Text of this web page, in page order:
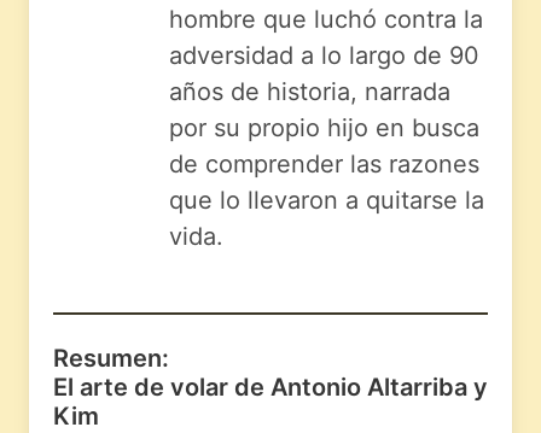
hombre que luchó contra la
adversidad a lo largo de 90
años de historia, narrada
por su propio hijo en busca
de comprender las razones
que lo llevaron a quitarse la
vida.
Resumen:
El arte de volar de Antonio Altarriba y
Kim